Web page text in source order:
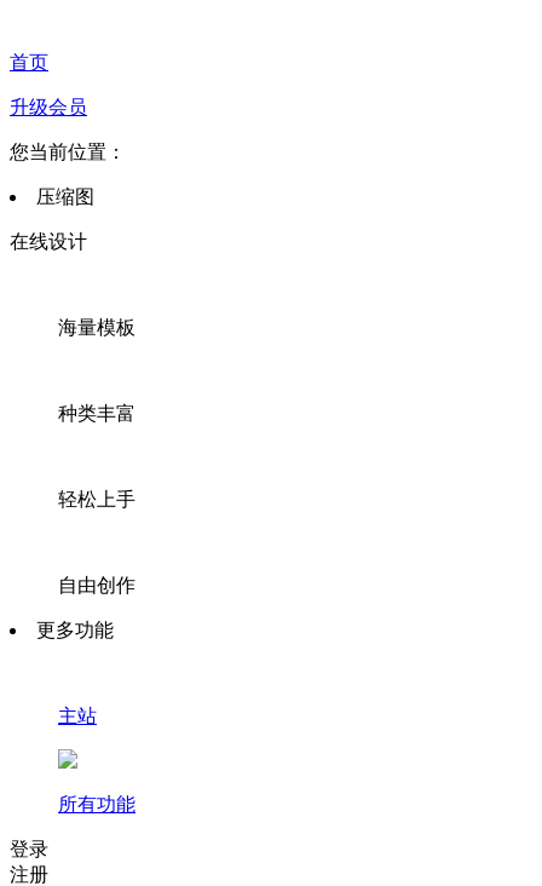
首页
升级会员
您当前位置：
压缩图
在线设计
海量模板
种类丰富
轻松上手
自由创作
更多功能
主站
所有功能
登录
注册